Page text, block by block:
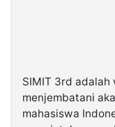
SIMIT 3rd adalah
menjembatani
mahasiswa